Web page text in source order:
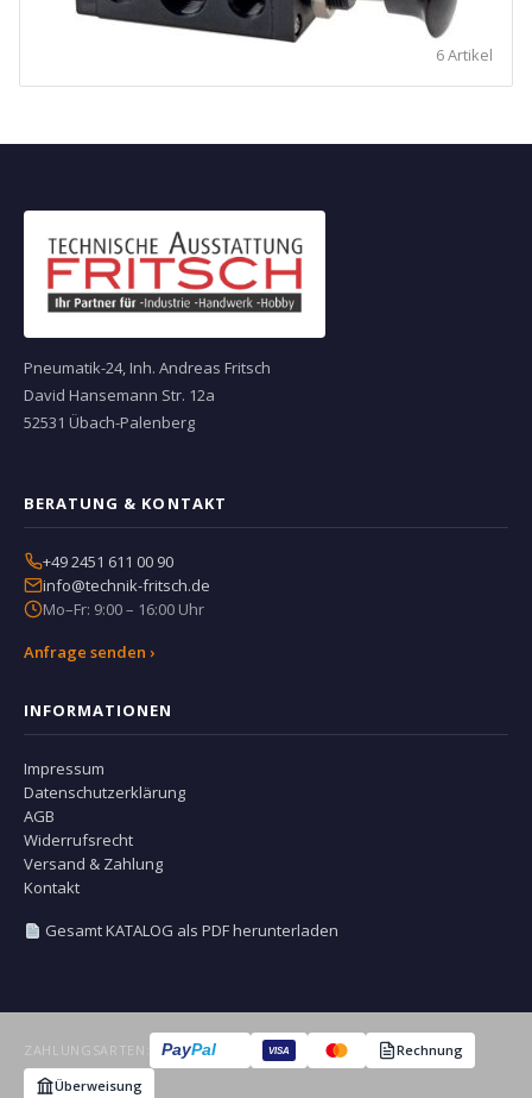
6 Artikel
Pneumatik-24, Inh. Andreas Fritsch
David Hansemann Str. 12a
52531 Übach-Palenberg
BERATUNG & KONTAKT
+49 2451 611 00 90
info@technik-fritsch.de
Mo–Fr: 9:00 – 16:00 Uhr
Anfrage senden ›
INFORMATIONEN
Impressum
Datenschutzerklärung
AGB
Widerrufsrecht
Versand & Zahlung
Kontakt
Gesamt KATALOG als PDF herunterladen
ZAHLUNGSARTEN: PayPal VISA
Rechnung
Überweisung